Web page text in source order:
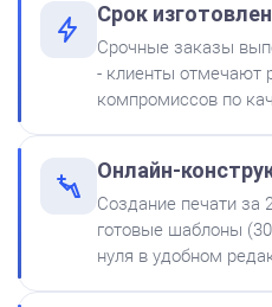
от 550
Печать ИП № Р56
Краска на
Shiny S-62
Срок
Срочные заказы
- клиенты отмечают
компромиссов по
Онлайн-
Создание печати за
готовые шаблоны
нуля в удобном